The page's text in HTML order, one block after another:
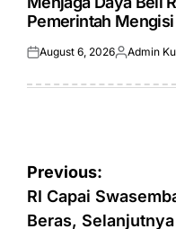
Pemerintah
Posted
August 6, 2026Posted
Admin
Post
navigation
Previous:
RI Capai
Beras, Selanjutnya